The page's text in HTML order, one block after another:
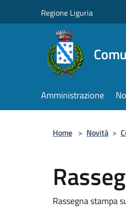
Regione Liguria
Amministrazione
Home > Novità >
Rassegna stampa